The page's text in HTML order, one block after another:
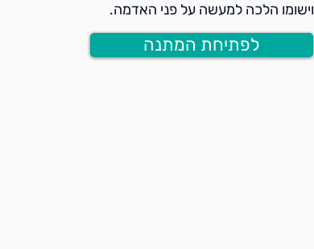
וישומו הלכה למעשה על פני האדמה.
לפתיחת המתנה